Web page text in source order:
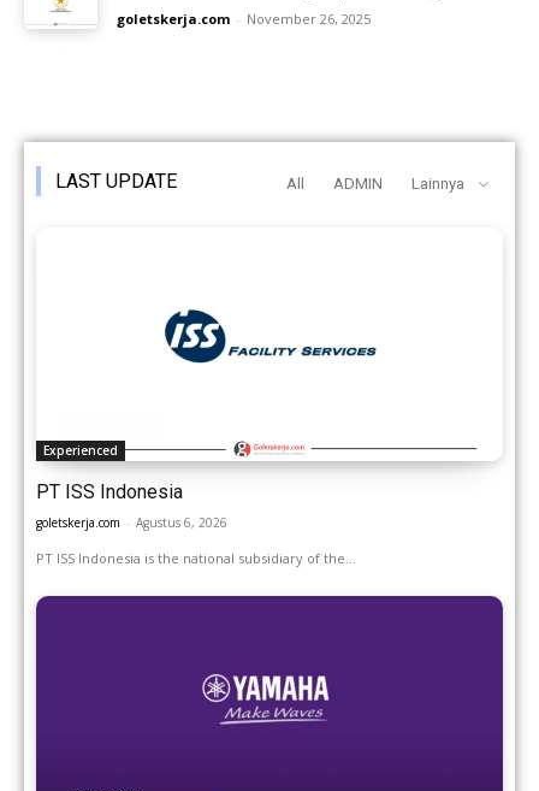
goletskerja.com - November 26, 2025
LAST UPDATE All ADMIN Lainnya
Experienced
PT ISS Indonesia
goletskerja.com - Agustus 6, 2026
PT ISS Indonesia is the national subsidiary of the...